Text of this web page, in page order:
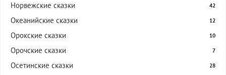
Норвежские сказки 42
Океанийские сказки 12
Орокские сказки 10
Орочские сказки 7
Осетинские сказки 28